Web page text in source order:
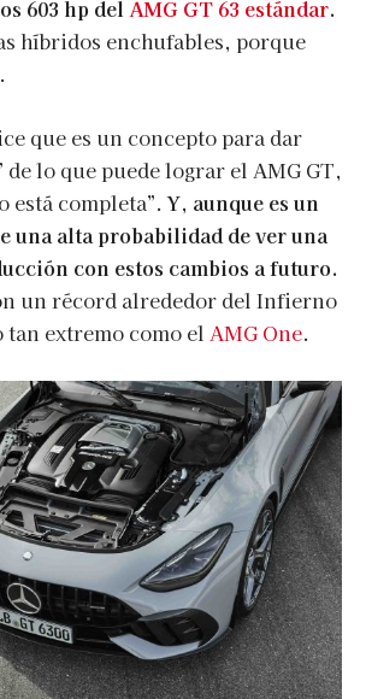
603 hp delAMG GT 63 estándar.
híbridos enchufables, porque
que es un concepto para dar
de lo que puede lograr el AMG GT,
está completa”. Y, aunque es un
una alta probabilidad de ver una
con estos cambios a futuro.
un récord alrededor del Infierno
extremo como el AMG One.